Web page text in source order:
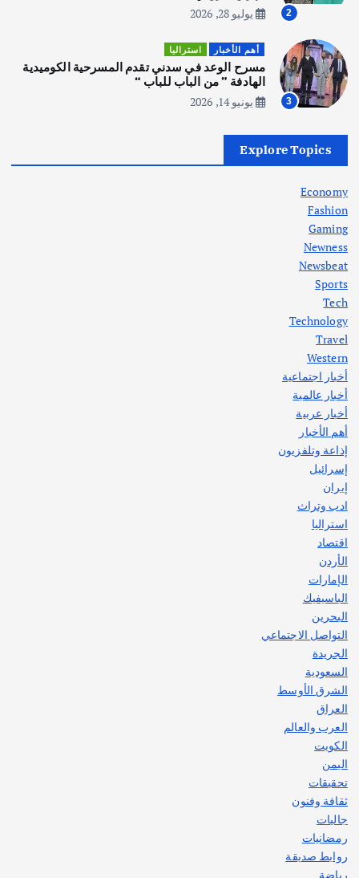
أهم الأخبار ثقافة وفنون
انطلاق ورشة التمثيل في مدينة كلباء الاماراتية
أغسطس 5, 2026
في جذور المشكلة وحلولها المستدامة
أهم الأخبار
اختتام ورشة السينوغرافيا في مدينة كلباء الاماراتية
أغسطس 3, 2026
2
يوليو 28, 2026
3
أهم الأخبار استراليا
مسرح الوعد في سدني تقدم المسرحية الكوميدية
الهادفة ” من الباب للباب “
يونيو 14, 2026
Explore Topics
Economy
Fashion
Gaming
Newness
Newsbeat
Sports
Tech
Technology
Travel
Western
أخبار اجتماعية
أخبار عالمية
أخبار عربية
أهم الأخبار
إذاعة وتلفزيون
إسرائيل
إيران
ادب وتراث
استراليا
اقتصاد
الأردن
الإمارات
الباسيفيك
البحرين
التواصل الاجتماعي
الجريدة
السعودية
الشرق الأوسط
العراق
العرب والعالم
الكويت
اليمن
تحقيقات
ثقافة وفنون
جاليات
رمضانيات
روابط صديقة
رياضة